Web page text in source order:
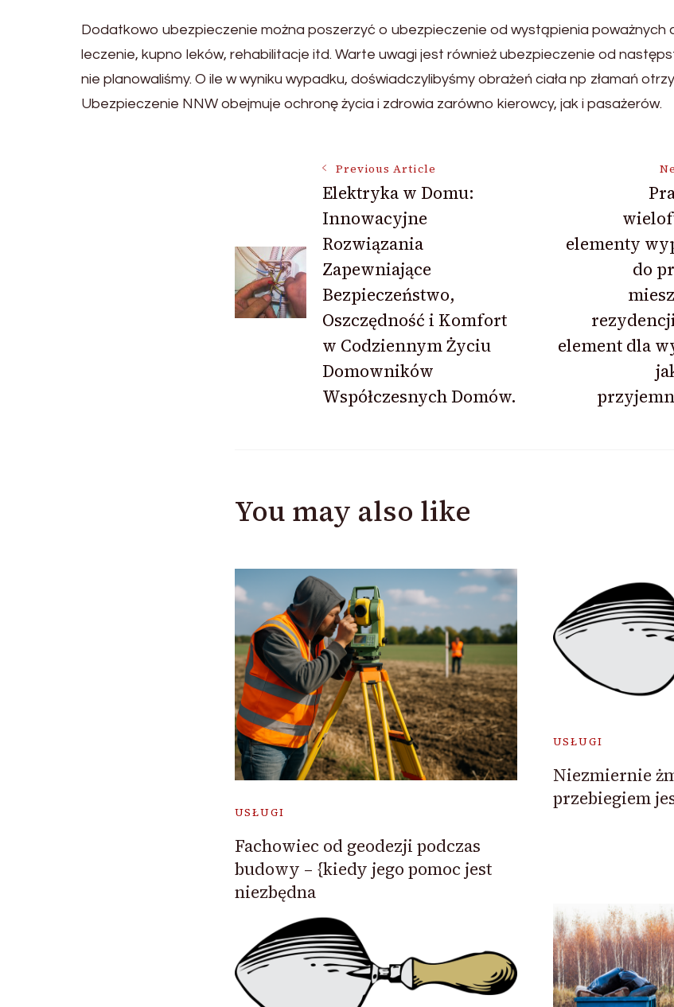
Dodatkowo ubezpieczenie można poszerzyć o ubezpieczenie od wystąpienia poważnych
leczenie, kupno leków, rehabilitacje itd. Warte uwagi jest również ubezpieczenie od
nie planowaliśmy. O ile w wyniku wypadku, doświadczylibyśmy obrażeń ciała np złamań
Ubezpieczenie NNW obejmuje ochronę życia i zdrowia zarówno kierowcy, jak i pasażerów.
Navigation
Previous Article
Elektryka w Domu:
Innowacyjne
Rozwiązania
Zapewniające
Bezpieczeństwo,
Oszczędność i Komfort
w Codziennym Życiu
Domowników
Współczesnych Domów.
elementy
do
element dla
You may also like
USŁUGI
Fachowiec od geodezji podczas
budowy – {kiedy jego pomoc jest
niezbędna
USŁUGI
Niezmiernie
przebiegiem